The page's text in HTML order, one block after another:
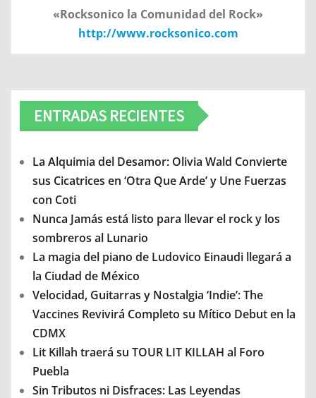
«Rocksonico la Comunidad del Rock»
http://www.rocksonico.com
ENTRADAS RECIENTES
La Alquimia del Desamor: Olivia Wald Convierte
sus Cicatrices en ‘Otra Que Arde’ y Une Fuerzas
con Coti
Nunca Jamás está listo para llevar el rock y los
sombreros al Lunario
La magia del piano de Ludovico Einaudi llegará a
la Ciudad de México
Velocidad, Guitarras y Nostalgia ‘Indie’: The
Vaccines Revivirá Completo su Mítico Debut en la
CDMX
Lit Killah traerá su TOUR LIT KILLAH al Foro
Puebla
Sin Tributos ni Disfraces: Las Leyendas